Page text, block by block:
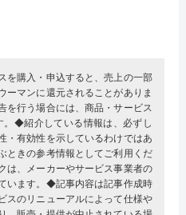
購入・申込すると、売上の一部
ーマンに還元されることがありま
行う場合には、商品・サービス
。◆紹介している情報は、必ずし
・有効性を示しているわけではあ
ときの参考情報としてご利用くだ
は、メーカーやサービス事業者の
います。◆記事内容は記事作成時
スのリニューアルによって仕様や